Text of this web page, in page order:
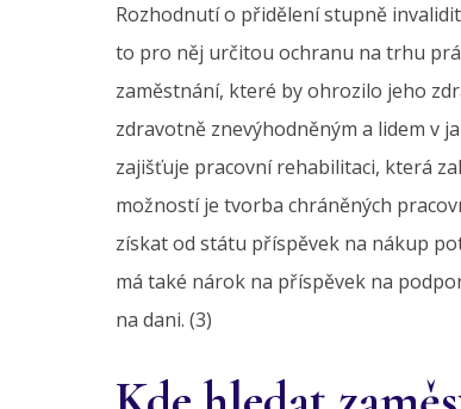
Rozhodnutí o přidělení stupně
to pro něj určitou ochranu na trhu
zaměstnání, které by ohrozilo jeho
zdravotně znevýhodněným a lidem v
zajišťuje pracovní rehabilitaci, která
možností je tvorba chráněných
získat od státu příspěvek na nákup
má také nárok na příspěvek na
na dani. (3)